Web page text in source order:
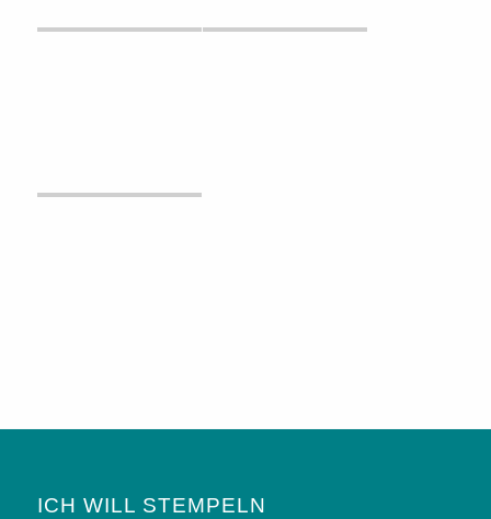
ICH WILL STEMPELN